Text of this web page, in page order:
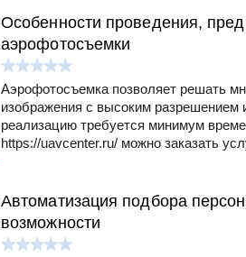
Особенности проведения,
аэрофотосъемки
Аэрофотосъемка позволяет решать
изображения с высоким
реализацию требуется минимум
https://uavcenter.ru/ можно заказать
Автоматизация подбора
возможности